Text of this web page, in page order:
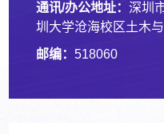
通讯/办公地址： 深圳
圳大学沧海校区土木
邮编： 518060